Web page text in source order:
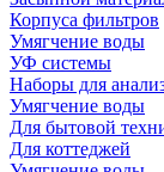
Корпуса фильтров
Умягчение воды
УФ системы
Наборы для
Умягчение воды
Для бытовой
Для коттеджей